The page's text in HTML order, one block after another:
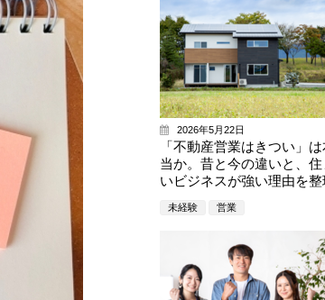
2026年5月22日
「不動産営業はきつい」
当か。昔と今の違いと、住
いビジネスが強い理由を整
未経験 営業